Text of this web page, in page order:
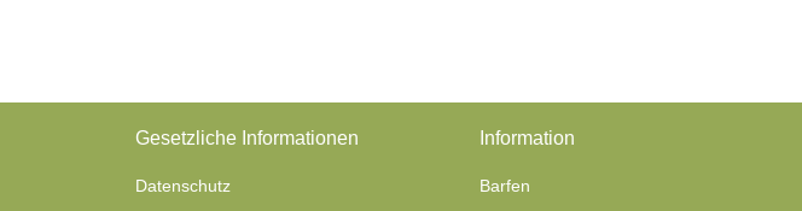
Gesetzliche Informationen
Datenschutz
Information
Barfen